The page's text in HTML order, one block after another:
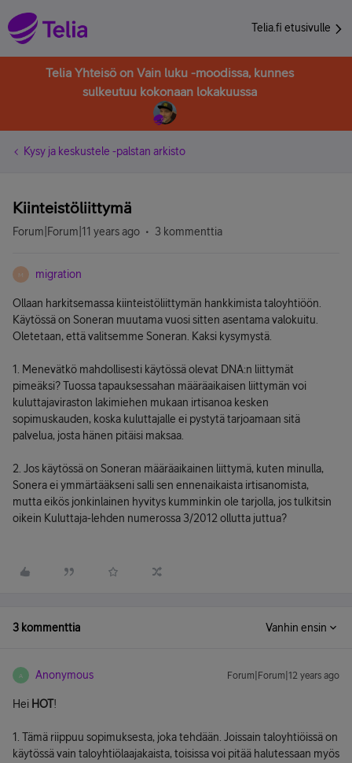
Telia.fi etusivulle
Telia Yhteisö on Vain luku -moodissa, kunnes
sulkeutuu kokonaan lokakuussa
Kysy ja keskustele -palstan arkisto
Kiinteistöliittymä
Forum|Forum|11 years ago 3 kommenttia
M migration
Ollaan harkitsemassa kiinteistöliittymän hankkimista taloyhtiöön.
Käytössä on Soneran muutama vuosi sitten asentama valokuitu.
Oletetaan, että valitsemme Soneran. Kaksi kysymystä.
1. Menevätkö mahdollisesti käytössä olevat DNA:n liittymät
pimeäksi? Tuossa tapauksessahan määräaikaisen liittymän voi
kuluttajaviraston lakimiehen mukaan irtisanoa kesken
sopimuskauden, koska kuluttajalle ei pystytä tarjoamaan sitä
palvelua, josta hänen pitäisi maksaa.
2. Jos käytössä on Soneran määräaikainen liittymä, kuten minulla,
Sonera ei ymmärtääkseni salli sen ennenaikaista irtisanomista,
mutta eikös jonkinlainen hyvitys kumminkin ole tarjolla, jos tulkitsin
oikein Kuluttaja-lehden numerossa 3/2012 ollutta juttua?
3 kommenttia Vanhin ensin
A Anonymous Forum|Forum|12 years ago
Hei HOT!
1. Tämä riippuu sopimuksesta, joka tehdään. Joissain taloyhtiöissä on
käytössä vain taloyhtiölaajakaista, toisissa voi pitää halutessaan myös